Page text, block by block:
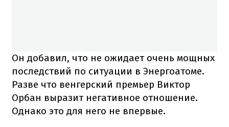
Он добавил, что не ожидает очень мощных
последствий по ситуации в Энергоатоме.
Разве что венгерский премьер Виктор
Орбан выразит негативное отношение.
Однако это для него не впервые.